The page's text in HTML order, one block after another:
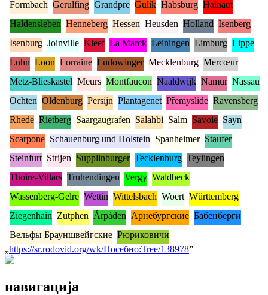
Formbach Gerulfing Grandpre Gulik Habsburg Hainaut
Haldensleben Henneberg Hessen Heusden Holland Isenberg
Isenburg Joinville Kleef La Marck Leiningen Limburg Lippe
Lohn Loon Lorraine Ludowinger Mecklenburg Mercœur
Metz-Blieskastel Meurs Montfaucon Naaldwijk Namur Nassau
Ochten Oldenburg Persijn Plantagenet Přemyslide Ravensberg
Rhede Rietberg Saargaugrafen Salahbi Salm Savoie Sayn
Scarpone Schauenburg und Holstein Spanheimer Staufer
Steinfurt Strijen Supplinburger Tecklenburg Teylingen
Thoire-Villars Truhendingen Vergy Waldbeck
Wassenberg-Gelre Wettin Wittelsbach Woert Württemberg
Ziegenhain Zutphen Árpáden Арнебургские Бабенберги
Вельфы Брауншвейгские Рюриковичи
„https://sr.rodovid.org/wk/Посебно:Tree/138978”
навигација